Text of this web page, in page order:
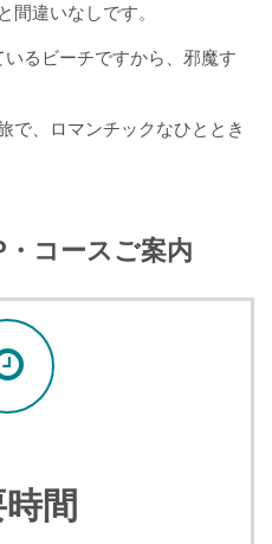
間違いなしです。
るビーチですから、邪魔す
で、ロマンチックなひととき
コースご案内
間